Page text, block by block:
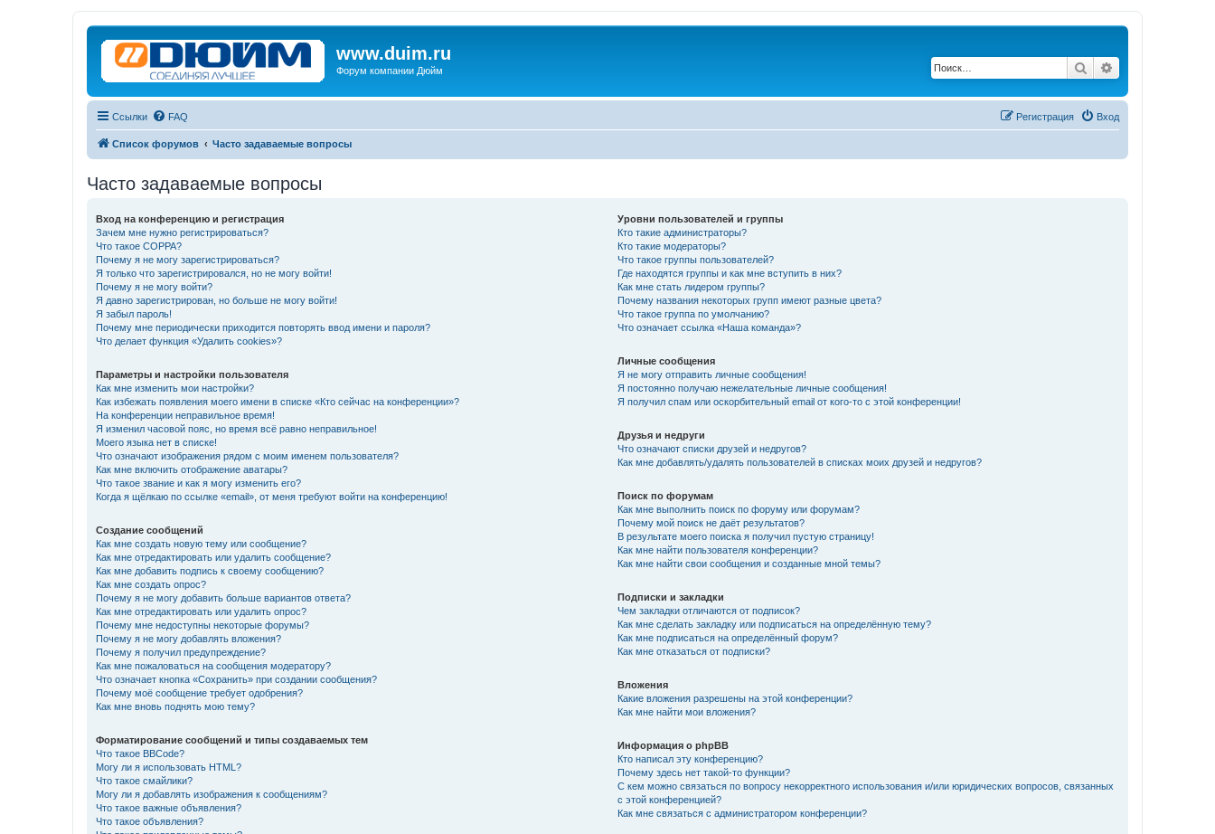
www.duim.ru
Форум компании Дюйм Поиск
Ссылки FAQ Вход
Регистрация
Список форумов Часто задаваемые вопросы
Часто задаваемые вопросы
Вход на конференцию и регистрация
Зачем мне нужно регистрироваться?
Что такое COPPA?
Почему я не могу зарегистрироваться?
Я только что зарегистрировался, но не могу войти!
Почему я не могу войти?
Я давно зарегистрирован, но больше не могу войти!
Я забыл пароль!
Почему мне периодически приходится повторять ввод имени и пароля?
Что делает функция «Удалить cookies»?
Параметры и настройки пользователя
Как мне изменить мои настройки?
Как избежать появления моего имени в списке «Кто сейчас на конференции»?
На конференции неправильное время!
Я изменил часовой пояс, но время всё равно неправильное!
Моего языка нет в списке!
Что означают изображения рядом с моим именем пользователя?
Как мне включить отображение аватары?
Что такое звание и как я могу изменить его?
Когда я щёлкаю по ссылке «email», от меня требуют войти на конференцию!
Создание сообщений
Как мне создать новую тему или сообщение?
Как мне отредактировать или удалить сообщение?
Как мне добавить подпись к своему сообщению?
Как мне создать опрос?
Почему я не могу добавить больше вариантов ответа?
Как мне отредактировать или удалить опрос?
Почему мне недоступны некоторые форумы?
Почему я не могу добавлять вложения?
Почему я получил предупреждение?
Как мне пожаловаться на сообщения модератору?
Что означает кнопка «Сохранить» при создании сообщения?
Почему моё сообщение требует одобрения?
Как мне вновь поднять мою тему?
Форматирование сообщений и типы создаваемых тем
Что такое BBCode?
Могу ли я использовать HTML?
Что такое смайлики?
Могу ли я добавлять изображения к сообщениям?
Что такое важные объявления?
Что такое объявления?
Уровни пользователей и группы
Кто такие администраторы?
Кто такие модераторы?
Что такое группы пользователей?
Где находятся группы и как мне вступить в них?
Как мне стать лидером группы?
Почему названия некоторых групп имеют разные цвета?
Что такое группа по умолчанию?
Что означает ссылка «Наша команда»?
Личные сообщения
Я не могу отправить личные сообщения!
Я постоянно получаю нежелательные личные сообщения!
Я получил спам или оскорбительный email от кого-то с этой конференции!
Друзья и недруги
Что означают списки друзей и недругов?
Как мне добавлять/удалять пользователей в списках моих друзей и недругов?
Поиск по форумам
Как мне выполнить поиск по форуму или форумам?
Почему мой поиск не даёт результатов?
В результате моего поиска я получил пустую страницу!
Как мне найти пользователя конференции?
Как мне найти свои сообщения и созданные мной темы?
Подписки и закладки
Чем закладки отличаются от подписок?
Как мне сделать закладку или подписаться на определённую тему?
Как мне подписаться на определённый форум?
Как мне отказаться от подписки?
Вложения
Какие вложения разрешены на этой конференции?
Как мне найти мои вложения?
Информация о phpBB
Кто написал эту конференцию?
Почему здесь нет такой-то функции?
С кем можно связаться по вопросу некорректного использования и/или юридических вопросов, связанных
с этой конференцией?
Как мне связаться с администратором конференции?